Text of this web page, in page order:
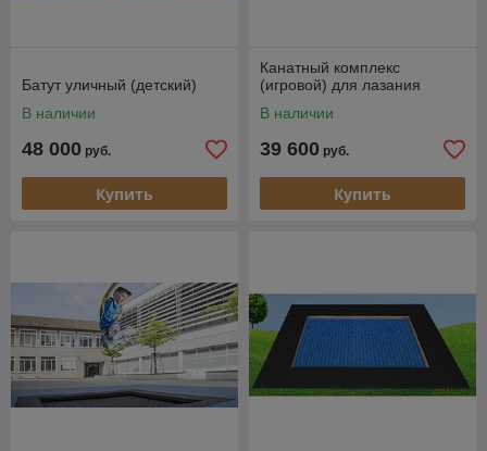
Батут уличный (детский)
В наличии
48 000 руб.
Купить
Канатный комплекс
(игровой) для лазания
В наличии
39 600 руб.
Купить